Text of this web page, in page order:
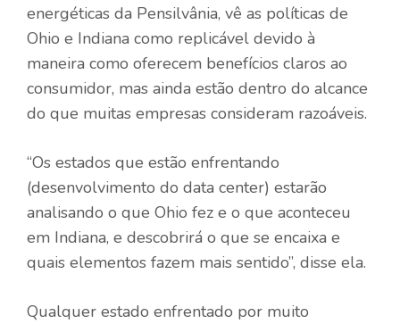
energéticas da Pensilvânia, vê as políticas de
Ohio e Indiana como replicável devido à
maneira como oferecem benefícios claros ao
consumidor, mas ainda estão dentro do alcance
do que muitas empresas consideram razoáveis.
“Os estados que estão enfrentando
(desenvolvimento do data center) estarão
analisando o que Ohio fez e o que aconteceu
em Indiana, e descobrirá o que se encaixa e
quais elementos fazem mais sentido”, disse ela.
Qualquer estado enfrentado por muito